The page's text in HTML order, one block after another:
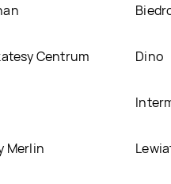
Centrum Dino
Merlin